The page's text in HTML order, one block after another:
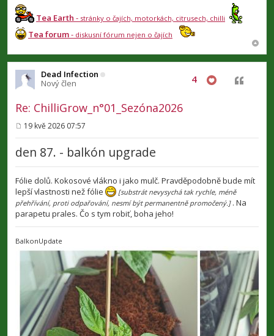
Tea Earth - stránky o čajích, motorkách, citrusech, chilli
Tea forum- diskusní fórum nejen o čajích
Dead Infection
Nový člen
Re: ChilliGrow_n°01_Sezóna2026
4 Citovat
ř
í
s
p
ě
v
e
k
19 kvě 2026 07:57
den 87. - balkón upgrade
Fólie dolů. Kokosové vlákno i jako mulč. Pravděpodobně bude mít
lepší vlastnosti než fólie
[substrát nevysychá tak rychle, méně
přehřívání, proti odpařování, nesmí být permanentně promočený.] . Na
parapetu prales. Čo s tym robiť, boha jeho!
BalkonUpdate